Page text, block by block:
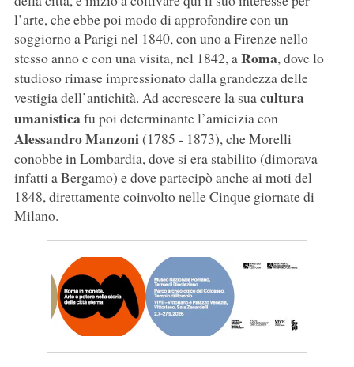
l’arte, che ebbe poi modo di approfondire con un
soggiorno a Parigi nel 1840, con uno a Firenze nello
stesso anno e con una visita, nel 1842, aRoma, dove lo
studioso rimase impressionato dalla grandezza delle
vestigia dell’antichità. Ad accrescere la suacultura
umanisticafu poi determinante l’amicizia con
Alessandro Manzoni(1785 - 1873), che Morelli
conobbe in Lombardia, dove si era stabilito (dimorava
infatti a Bergamo) e dove partecipò anche ai moti del
1848, direttamente coinvolto nelle Cinque giornate di
Milano.